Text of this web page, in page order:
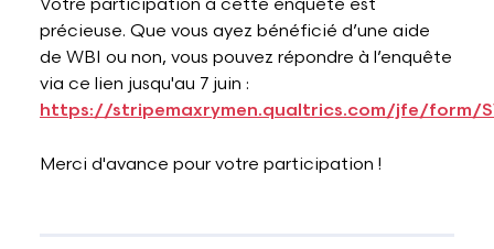
Votre participation à cette enquête est
précieuse. Que vous ayez bénéficié d’une aide
de WBI ou non, vous pouvez répondre à l’enquête
via ce lien jusqu'au 7 juin :
https://stripemaxrymen.qualtrics.com/jfe/form/
Merci d'avance pour votre participation !